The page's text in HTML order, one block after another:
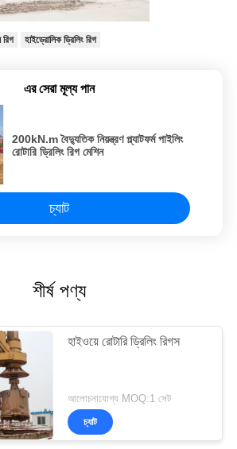
হাইড্রোলিক ড্রিলিং রিগ
এর সেরা মূল্য পান
200kN.m বৈদ্যুতিক নিয়ন্ত্রণ প্ল্যাটফর্ম পাইলিং
রোটারি ড্রিলিং রিগ মেশিন
চ্যাট
শীর্ষ পণ্য
হাইওয়ে রোটারি ড্রিলিং রিগস
আলোচনাযোগ্য MOQ:1 সেট
চ্যাট